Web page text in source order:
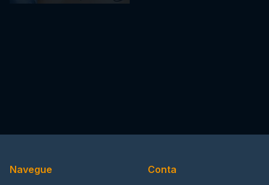
Navegue Conta